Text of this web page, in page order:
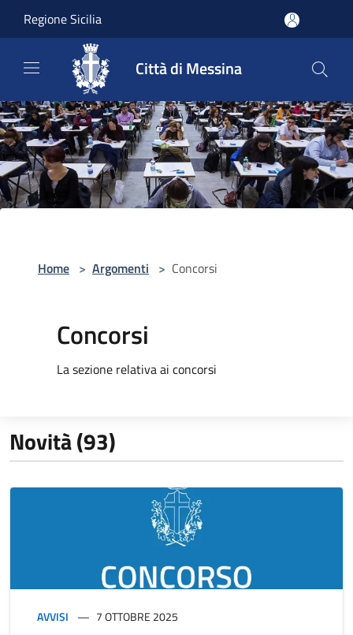
Regione Sicilia
Città di Messina
Home > Argomenti > Concorsi
Concorsi
La sezione relativa ai concorsi
Novità (93)
AVVISI 7 OTTOBRE 2025